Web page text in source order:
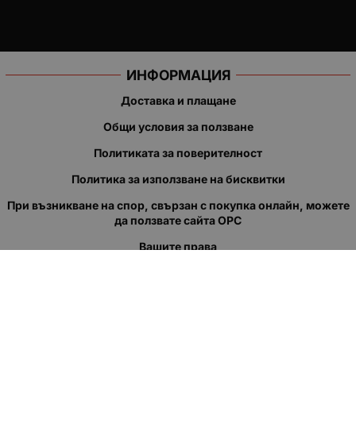
ИНФОРМАЦИЯ
Доставка и плащане
Общи условия за ползване
Политиката за поверителност
Политика за използване на бисквитки
При възникване на спор, свързан с покупка онлайн, можете
да ползвате сайта ОРС
Вашите права